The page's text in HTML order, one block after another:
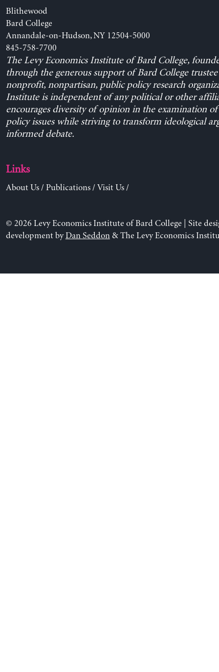
Blithewood
Bard College
Annandale-on-Hudson, NY 12504-5000
845-758-7700
The Levy Economics Institute of Bard College,
through the generous support of Bard College trustee
nonprofit, nonpartisan, public policy research
Institute is independent of any political or other
encourages diversity of opinion in the examination
policy issues while striving to transform ideological
informed debate.
Links
About Us/ Publications/ Visit Us/
© 2026 Levy Economics Institute of Bard College | Site
development byDan Seddon& The Levy Economics